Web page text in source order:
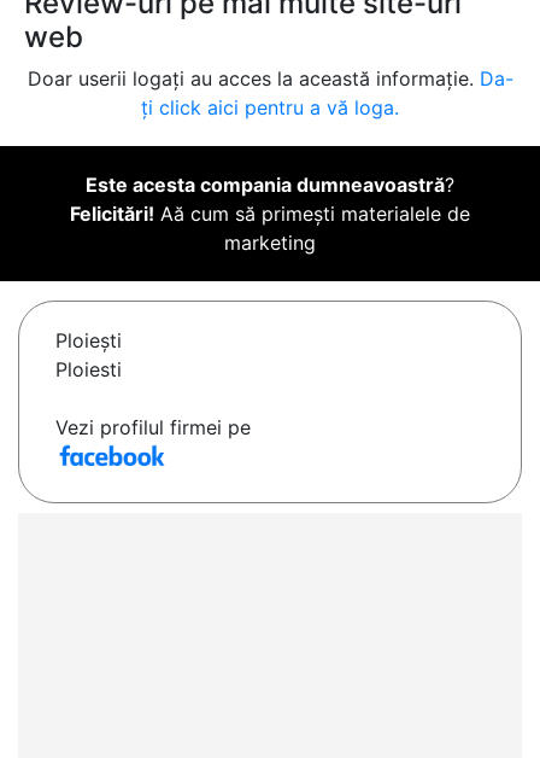
web
Doar userii logați au acces la această informație. Da-
ți click aici pentru a vă loga.
Este acesta compania dumneavoastră?
Felicitări! Aă cum să primești materialele de
marketing
Ploieşti
Ploiesti
Vezi profilul firmei pe